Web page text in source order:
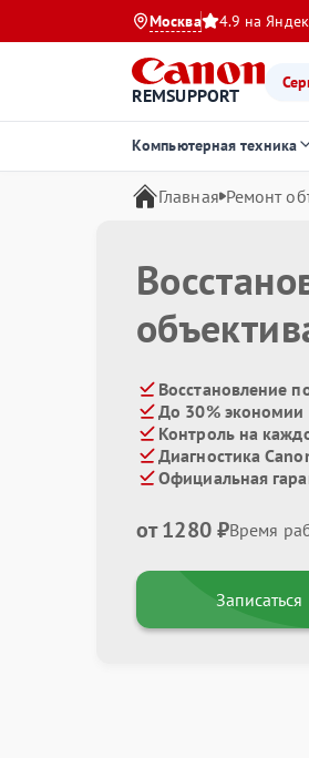
Москва 4.9 на
REMSUPPORT
Компьютерная техника
Главная Ремонт
Восстановление
До 30% экономии
Контроль на
Диагностика
Официальная
от 1280 ₽Время
Записаться